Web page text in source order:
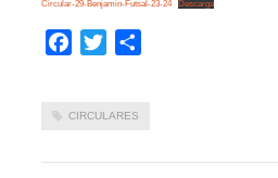
Circular-29-Benjamin-Futsal-23-24 Descarga
Facebook
Twitter
CIRCULARES